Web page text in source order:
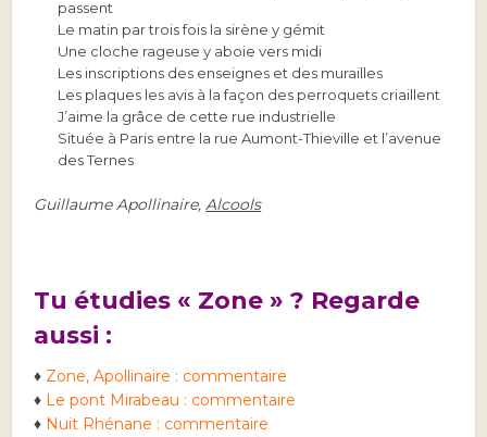
passent
Le matin par trois fois la sirène y gémit
Une cloche rageuse y aboie vers midi
Les inscriptions des enseignes et des murailles
Les plaques les avis à la façon des perroquets criaillent
J’aime la grâce de cette rue industrielle
Située à Paris entre la rue Aumont-Thieville et l’avenue
des Ternes
Guillaume Apollinaire,Alcools
Tu étudies « Zone » ? Regarde
aussi :
♦ Zone, Apollinaire : commentaire
♦ Le pont Mirabeau : commentaire
♦ Nuit Rhénane : commentaire